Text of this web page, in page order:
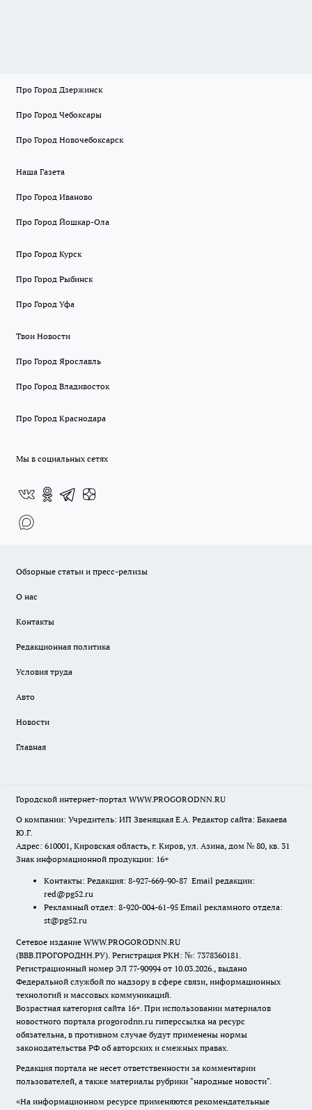
Про Город Дзержинск
Про Город Чебоксары
Про Город Новочебоксарск
Наша Газета
Про Город Иваново
Про Город Йошкар-Ола
Про Город Курск
Про Город Рыбинск
Про Город Уфа
Твои Новости
Про Город Ярославль
Про Город Владивосток
Про Город Краснодара
Мы в социальных сетях
Обзорные статьи и пресс-релизы
О нас
Контакты
Редакционная политика
Условия труда
Авто
Новости
Главная
Городской интернет-портал WWW.PROGORODNN.RU
О компании: Учредитель: ИП Звеняцкая Е.А. Редактор сайта: Бакаева
Ю.Г.
Адрес: 610001, Кировская область, г. Киров, ул. Азина, дом № 80, кв. 31
Знак информационной продукции: 16+
Контакты: Редакция: 8-927-669-90-87 Email редакции:
red@pg52.ru
Рекламный отдел: 8-920-004-61-95 Email рекламного отдела:
st@pg52.ru
Сетевое издание WWW.PROGORODNN.RU
(ВВВ.ПРОГОРОДНН.РУ). Регистрация РКН: №: 7378360181.
Регистрационный номер ЭЛ 77-90994 от 10.03.2026., выдано
Федеральной службой по надзору в сфере связи, информационных
технологий и массовых коммуникаций.
Возрастная категория сайта 16+. При использовании материалов
новостного портала progorodnn.ru гиперссылка на ресурс
обязательна, в противном случае будут применены нормы
законодательства РФ об авторских и смежных правах.
Редакция портала не несет ответственности за комментарии
пользователей, а также материалы рубрики "народные новости".
«На информационном ресурсе применяются рекомендательные